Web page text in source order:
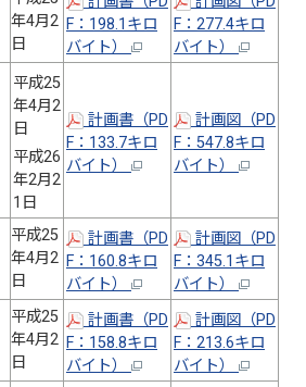
年4月2
日
F：198.1キロ
バイト）
F：277.4キロ
バイト）
平成25
年4月2
日
平成26
年2月2
1日
計画書（PD
F：133.7キロ
バイト）
計画図（PD
F：547.8キロ
バイト）
平成25
年4月2
日
計画書（PD
F：160.8キロ
バイト）
計画図（PD
F：345.1キロ
バイト）
平成25
年4月2
日
計画書（PD
F：158.8キロ
バイト）
計画図（PD
F：213.6キロ
バイト）